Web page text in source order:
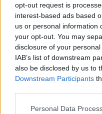
opt-out request is
interest-based ads based
us or personal information
your opt-out. You may
disclosure of your
IAB’s list of downstream
also be disclosed by us to
Downstream Participants
Please note that this
Personal Data
1982. Andy Warhol